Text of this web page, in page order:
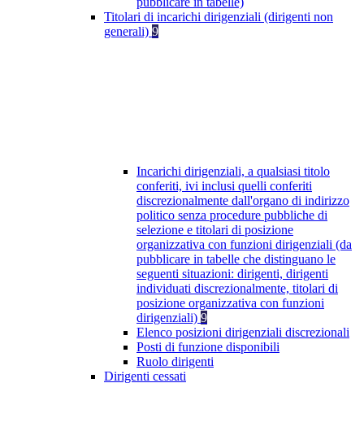
Titolari di incarichi dirigenziali (dirigenti non
generali) 9
Incarichi dirigenziali, a qualsiasi titolo
conferiti, ivi inclusi quelli conferiti
discrezionalmente dall'organo di indirizzo
politico senza procedure pubbliche di
selezione e titolari di posizione
organizzativa con funzioni dirigenziali (da
pubblicare in tabelle che distinguano le
seguenti situazioni: dirigenti, dirigenti
individuati discrezionalmente, titolari di
posizione organizzativa con funzioni
dirigenziali) 9
Elenco posizioni dirigenziali discrezionali
Posti di funzione disponibili
Ruolo dirigenti
Dirigenti cessati